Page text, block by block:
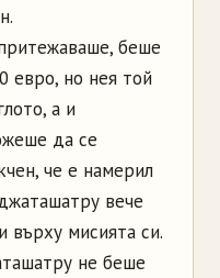
беше
евро, но нея той
а и
да се
че е намерил
вече
мисията си.
не беше